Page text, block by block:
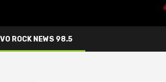
ROCK NEWS 98.5